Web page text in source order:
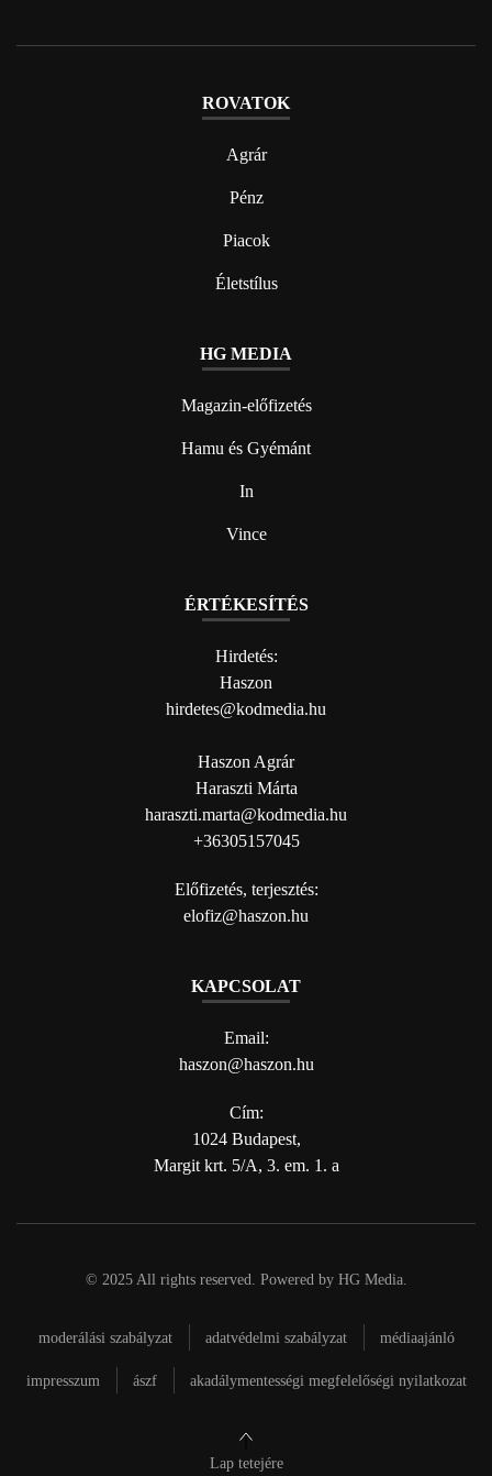
ROVATOK
Agrár
Pénz
Piacok
Életstílus
HG MEDIA
Magazin-előfizetés
Hamu és Gyémánt
In
Vince
ÉRTÉKESÍTÉS
Hirdetés:
Haszon
hirdetes@kodmedia.hu
Haszon Agrár
Haraszti Márta
haraszti.marta@kodmedia.hu
+36305157045
Előfizetés, terjesztés:
elofiz@haszon.hu
KAPCSOLAT
Email:
haszon@haszon.hu
Cím:
1024 Budapest,
Margit krt. 5/A, 3. em. 1. a
© 2025 All rights reserved. Powered by HG Media.
moderálási szabályzat adatvédelmi szabályzat médiaajánló
impresszum ászf akadálymentességi megfelelőségi nyilatkozat
Lap tetejére